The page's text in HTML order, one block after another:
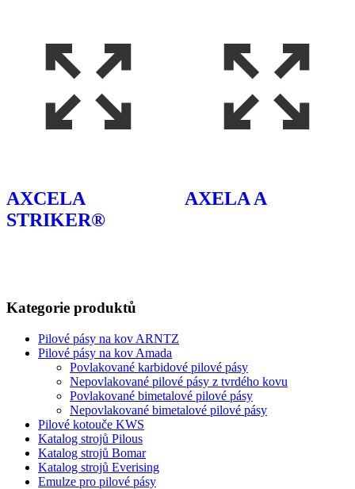
AXCELA
STRIKER®
AXELA A
Kategorie produktů
Pilové pásy na kov ARNTZ
Pilové pásy na kov Amada
Povlakované karbidové pilové pásy
Nepovlakované pilové pásy z tvrdého kovu
Povlakované bimetalové pilové pásy
Nepovlakované bimetalové pilové pásy
Pilové kotouče KWS
Katalog strojů Pilous
Katalog strojů Bomar
Katalog strojů Everising
Emulze pro pilové pásy